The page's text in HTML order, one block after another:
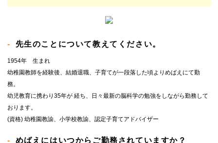
先生のことについて教えてください。
1954年 生まれ
幼稚園教師を経験後、結婚退職、子育てが一段落した頃よりめばえにて勤
務。
幼児教育に携わり35年が 経ち、日々最新の脳科学の勉強をしながら勤務して
おります。
(資格) 幼稚園教諭、小学校教諭、認定子育てアドバイザー
めばえにはいつからご勤務されていますか？